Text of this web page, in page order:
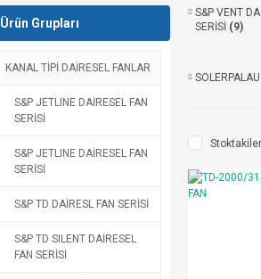
Ürün Grupları
KANAL TİPİ DAİRESEL FANLAR
S&P JETLINE DAİRESEL FAN
SERİSİ
S&P JETLINE DAİRESEL FAN
SERİSİ
S&P TD DAİRESL FAN SERİSİ
S&P TD SILENT DAİRESEL
FAN SERİSİ
S&P VENT
SERİSİ (9)
SOLERPALAU
Stoktakiler